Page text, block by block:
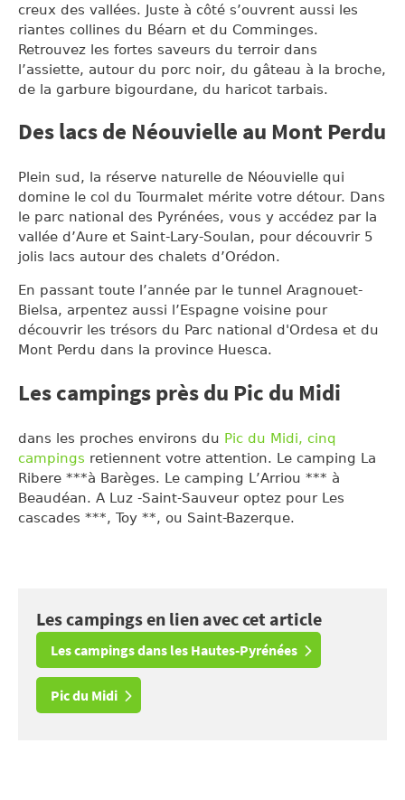
creux des vallées. Juste à côté s’ouvrent aussi les
riantes collines du Béarn et du Comminges.
Retrouvez les fortes saveurs du terroir dans
l’assiette, autour du porc noir, du gâteau à la broche,
de la garbure bigourdane, du haricot tarbais.
Des lacs de Néouvielle au Mont Perdu
Plein sud, la réserve naturelle de Néouvielle qui
domine le col du Tourmalet mérite votre détour. Dans
le parc national des Pyrénées, vous y accédez par la
vallée d’Aure et Saint-Lary-Soulan, pour découvrir 5
jolis lacs autour des chalets d’Orédon.
En passant toute l’année par le tunnel Aragnouet-
Bielsa, arpentez aussi l’Espagne voisine pour
découvrir les trésors du Parc national d'Ordesa et du
Mont Perdu dans la province Huesca.
Les campings près du Pic du Midi
dans les proches environs du Pic du Midi, cinq
campings retiennent votre attention. Le camping La
Ribere ***à Barèges. Le camping L’Arriou *** à
Beaudéan. A Luz -Saint-Sauveur optez pour Les
cascades ***, Toy **, ou Saint-Bazerque.
Les campings en lien avec cet article
Les campings dans les Hautes-Pyrénées
Pic du Midi